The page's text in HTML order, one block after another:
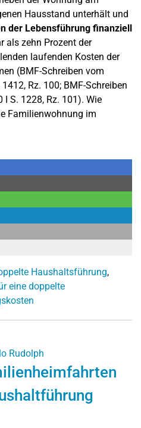
Hausstand unterhält und
der Lebensführung finanziell
als zehn Prozent der
laufenden Kosten der
(BMF-Schreiben vom
Rz. 100; BMF-Schreiben
S. 1228, Rz. 101). Wie
Familienwohnung im
Haushaltsführung,
eine doppelte
Rudolph